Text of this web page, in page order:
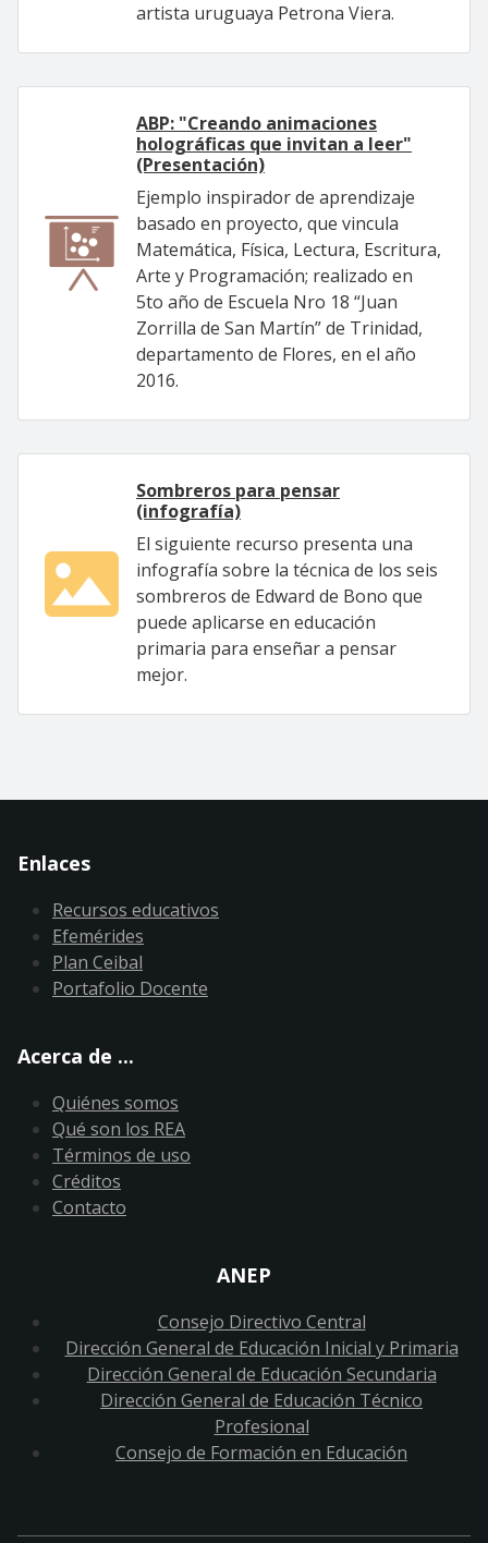
artista uruguaya Petrona Viera.
ABP: "Creando animaciones
holográficas que invitan a leer"
(Presentación)
Ejemplo inspirador de aprendizaje
basado en proyecto, que vincula
Matemática, Física, Lectura, Escritura,
Arte y Programación; realizado en
5to año de Escuela Nro 18 “Juan
Zorrilla de San Martín” de Trinidad,
departamento de Flores, en el año
2016.
Sombreros para pensar
(infografía)
El siguiente recurso presenta una
infografía sobre la técnica de los seis
sombreros de Edward de Bono que
puede aplicarse en educación
primaria para enseñar a pensar
mejor.
Enlaces
Recursos educativos
Efemérides
Plan Ceibal
Portafolio Docente
Acerca de ...
Quiénes somos
Qué son los REA
Términos de uso
Créditos
Contacto
ANEP
Consejo Directivo Central
Dirección General de Educación Inicial y Primaria
Dirección General de Educación Secundaria
Dirección General de Educación Técnico
Profesional
Consejo de Formación en Educación